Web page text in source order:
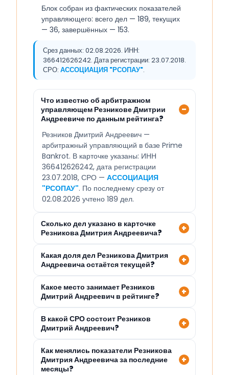
Блок собран из фактических показателей
управляющего: всего дел — 189, текущих
— 36, завершённых — 153.
Срез данных: 02.08.2026. ИНН:
366412626242. Дата регистрации: 23.07.2018.
СРО: АССОЦИАЦИЯ "РСОПАУ".
Что известно об арбитражном
управляющем Резникове Дмитрии
Андреевиче по данным рейтинга?
Резников Дмитрий Андреевич —
арбитражный управляющий в базе Prime
Bankrot. В карточке указаны: ИНН
366412626242, дата регистрации
23.07.2018, СРО — АССОЦИАЦИЯ
"РСОПАУ". По последнему срезу от
02.08.2026 учтено 189 дел.
Сколько дел указано в карточке
Резникова Дмитрия Андреевича?
Какая доля дел Резникова Дмитрия
Андреевича остаётся текущей?
Какое место занимает Резников
Дмитрий Андреевич в рейтинге?
В какой СРО состоит Резников
Дмитрий Андреевич?
Как менялись показатели Резникова
Дмитрия Андреевича за последние
месяцы?